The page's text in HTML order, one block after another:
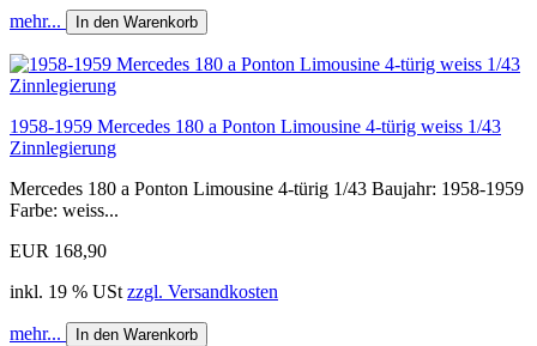
mehr... In den Warenkorb
1958-1959 Mercedes 180 a Ponton Limousine 4-türig weiss 1/43
Zinnlegierung
Mercedes 180 a Ponton Limousine 4-türig 1/43 Baujahr: 1958-1959
Farbe: weiss...
EUR 168,90
inkl. 19 % USt zzgl. Versandkosten
mehr... In den Warenkorb